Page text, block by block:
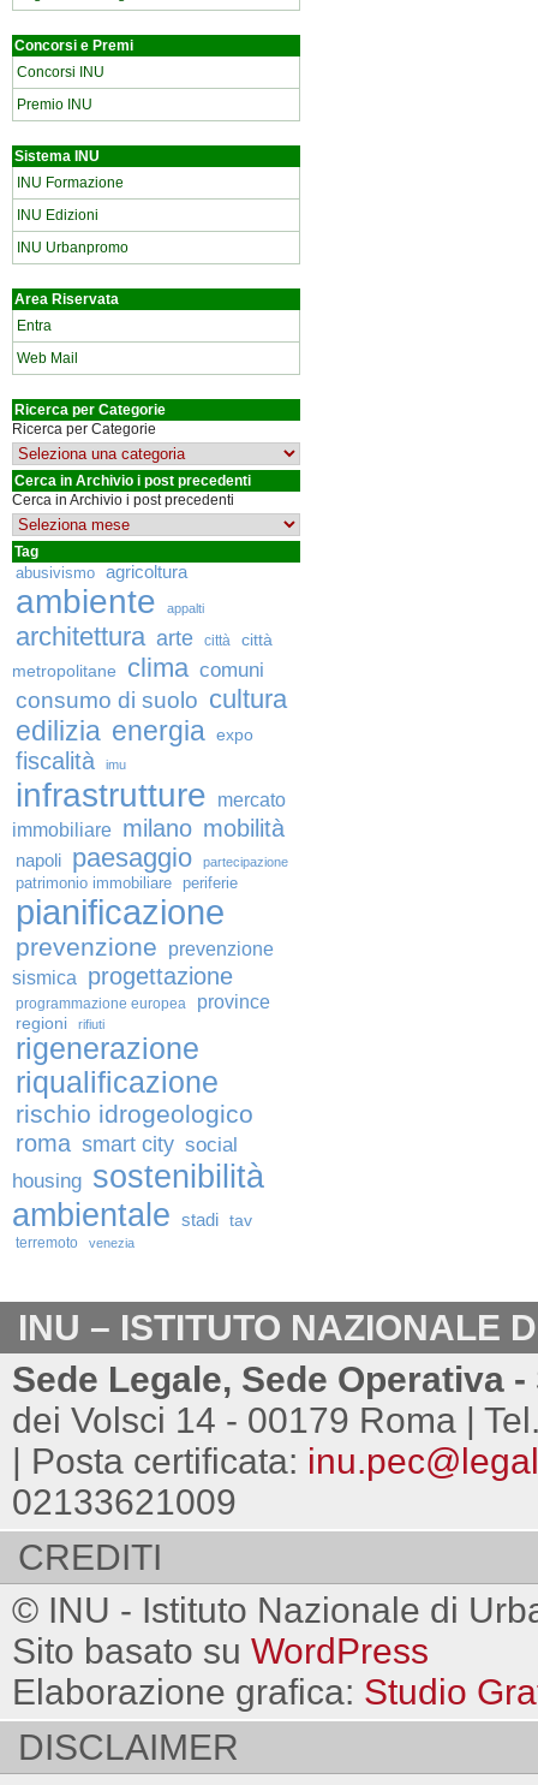
Concorsi e Premi
Concorsi INU
Premio INU
Sistema INU
INU Formazione
INU Edizioni
INU Urbanpromo
Area Riservata
Entra
Web Mail
Ricerca per Categorie
Ricerca per Categorie
Cerca in Archivio i post precedenti
Cerca in Archivio i post precedenti
Tag
abusivismo agricoltura
ambiente appalti
architettura arte città
città
metropolitane
clima comuni
consumo di suolo cultura
edilizia energia expo
fiscalità imu
infrastrutture
mercato
immobiliare milano mobilità
napoli paesaggio partecipazione
patrimonio immobiliare periferie
pianificazione
prevenzione
prevenzione
sismica
progettazione
programmazione europea province
regioni rifiuti
rigenerazione
riqualificazione
rischio idrogeologico
roma smart city social
housing sostenibilità
ambientale stadi tav
terremoto venezia
INU – ISTITUTO NAZIONALE
Sede Legale, Sede Operativa
dei Volsci 14 - 00179 Roma |
| Posta certificata:
02133621009
CREDITI
© INU - Istituto Nazionale di
Sito basato su WordPress
Elaborazione grafica: Studio
DISCLAIMER